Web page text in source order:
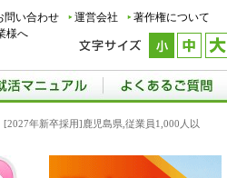
問い合わせ 運営会社
著作権について
様へ
[2027年新卒採用]鹿児島県,従業員1,000人以